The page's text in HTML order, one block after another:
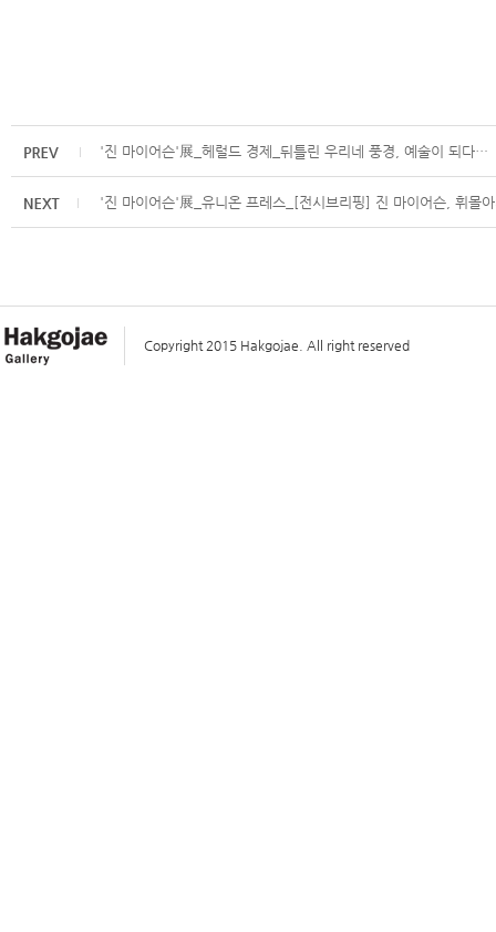
'진 마이어슨'展_헤럴드 경제_뒤틀린 우리네 풍경, 예술이 되다…
'진 마이어슨'展_유니온 프레스_[전시브리핑] 진 마이어슨, 휘몰
Copyright 2015 Hakgojae. All right reserved